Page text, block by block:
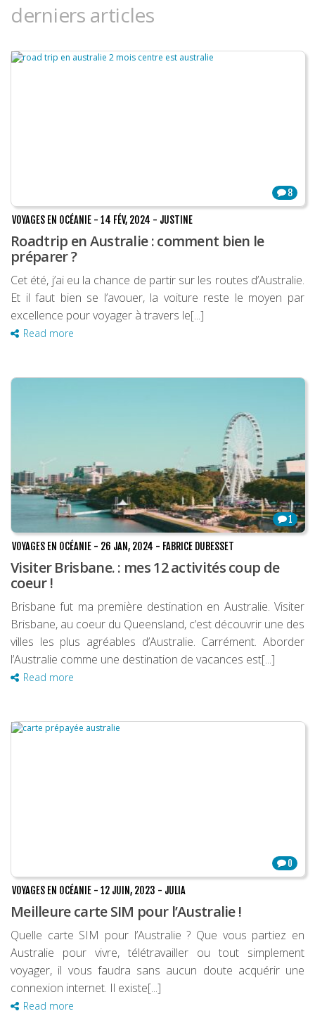
derniers articles
8
VOYAGES EN OCÉANIE - 14 FÉV, 2024 - JUSTINE
Roadtrip en Australie : comment bien le
préparer ?
Cet été, j’ai eu la chance de partir sur les routes d’Australie.
Et il faut bien se l’avouer, la voiture reste le moyen par
excellence pour voyager à travers le[...]
Read more
1
VOYAGES EN OCÉANIE - 26 JAN, 2024 - FABRICE DUBESSET
Visiter Brisbane. : mes 12 activités coup de
coeur !
Brisbane fut ma première destination en Australie. Visiter
Brisbane, au coeur du Queensland, c’est découvrir une des
villes les plus agréables d’Australie. Carrément. Aborder
l’Australie comme une destination de vacances est[...]
Read more
0
VOYAGES EN OCÉANIE - 12 JUIN, 2023 - JULIA
Meilleure carte SIM pour l’Australie !
Quelle carte SIM pour l’Australie ? Que vous partiez en
Australie pour vivre, télétravailler ou tout simplement
voyager, il vous faudra sans aucun doute acquérir une
connexion internet. Il existe[...]
Read more